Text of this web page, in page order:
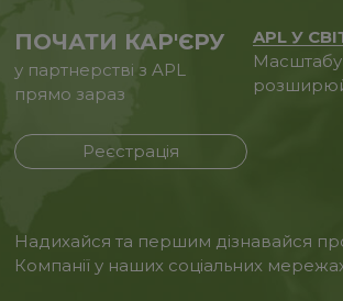
ПОЧАТИ КАР'ЄРУ
у партнерстві з APL
прямо зараз
Реєстрація
APL У
Надихайся та першим дізнавайся
Компанії у наших соціальних